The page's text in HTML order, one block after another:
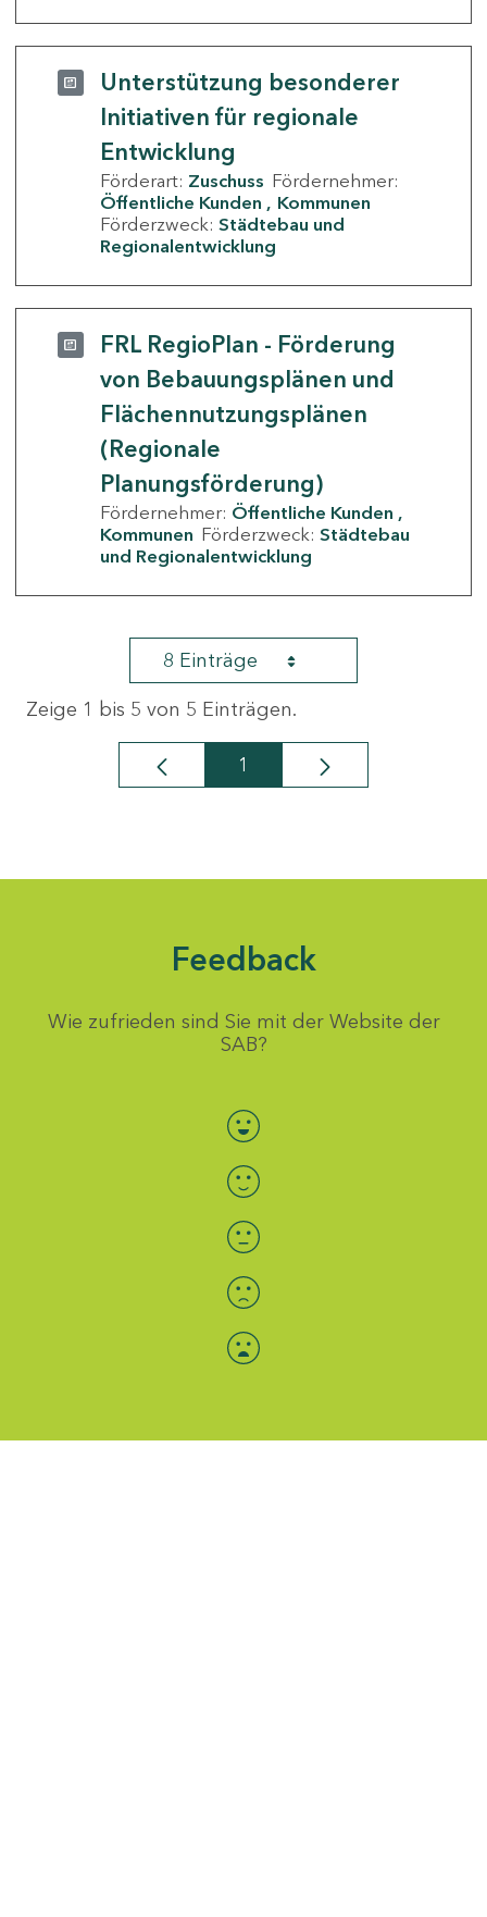
Unterstützung besonderer
Initiativen für regionale
Entwicklung
Förderart: Zuschuss Fördernehmer:
Öffentliche Kunden
Kommunen
Förderzweck: Städtebau und
Regionalentwicklung
FRL RegioPlan - Förderung
von Bebauungsplänen und
Flächennutzungsplänen
(Regionale
Planungsförderung)
Fördernehmer: Öffentliche Kunden
Kommunen Förderzweck: Städtebau
und Regionalentwicklung
8 Einträge
Zeige 1 bis 5 von 5 Einträgen.
Seite
1
Feedback
Wie zufrieden sind Sie mit der Website der
SAB?
Bewertung auswählen